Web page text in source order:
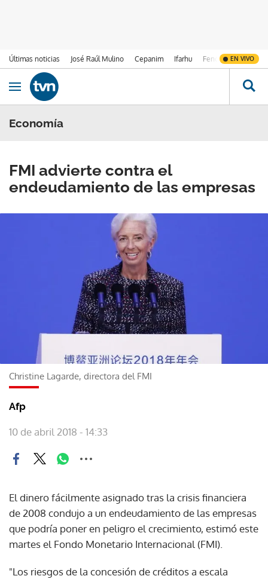
Últimas noticias José Raúl Mulino Cepanim Ifarhu Fenómeno de El
EN VIVO
Ir al contenido
Obrir navegació
Economía
FMI advierte contra el
endeudamiento de las empresas
Christine Lagarde, directora del FMI
Afp
10 de abril 2018 - 14:33
El dinero fácilmente asignado tras la crisis financiera
de 2008 condujo a un endeudamiento de las empresas
que podría poner en peligro el crecimiento, estimó este
martes el Fondo Monetario Internacional (FMI).
"Los riesgos de la concesión de créditos a escala